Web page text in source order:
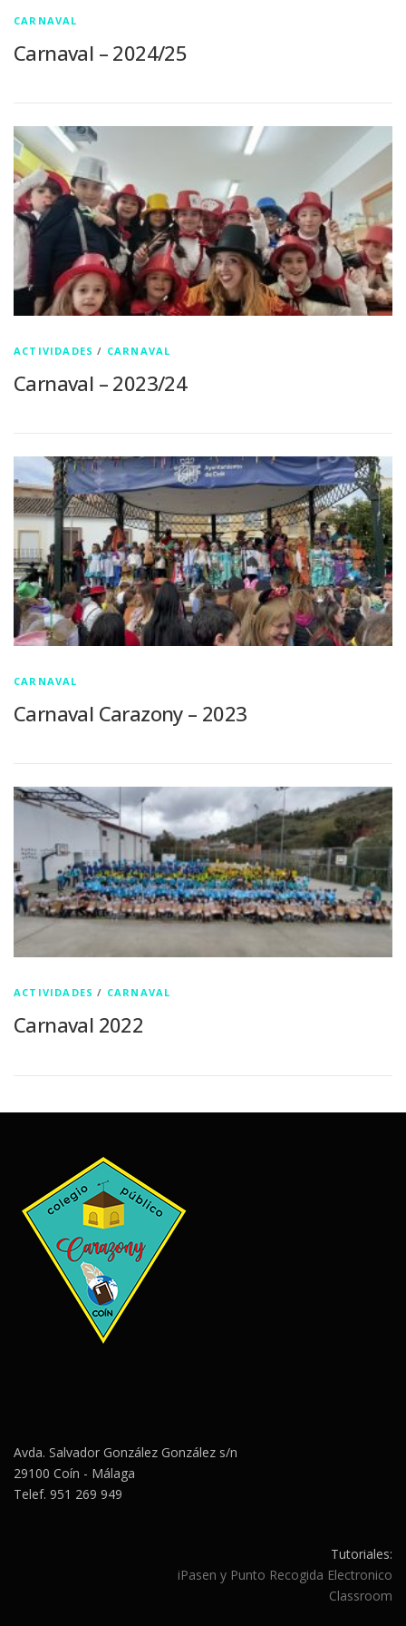
CARNAVAL
Carnaval – 2024/25
ACTIVIDADES / CARNAVAL
Carnaval – 2023/24
CARNAVAL
Carnaval Carazony – 2023
ACTIVIDADES / CARNAVAL
Carnaval 2022
Avda. Salvador González González s/n
29100 Coín - Málaga
Telef. 951 269 949
Tutoriales:
iPasen y Punto Recogida Electronico
Classroom